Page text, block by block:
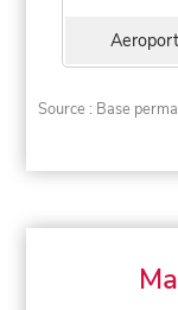
Aeroport
Source : Base